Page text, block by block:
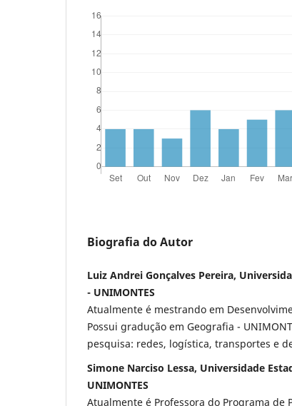
Biografia do Autor
Luiz Andrei Gonçalves Pereira,
- UNIMONTES
Atualmente é mestrando em
Possui gradução em Geografia -
pesquisa: redes, logística, transportes e
Simone Narciso Lessa, Universidade
UNIMONTES
Atualmente é Professora do Programa de